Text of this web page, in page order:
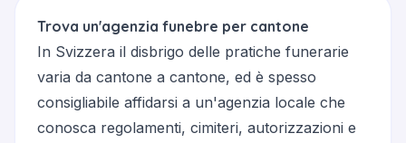
Trova un'agenzia funebre per cantone
In Svizzera il disbrigo delle pratiche funerarie
varia da cantone a cantone, ed è spesso
consigliabile affidarsi a un'agenzia locale che
conosca regolamenti, cimiteri, autorizzazioni e